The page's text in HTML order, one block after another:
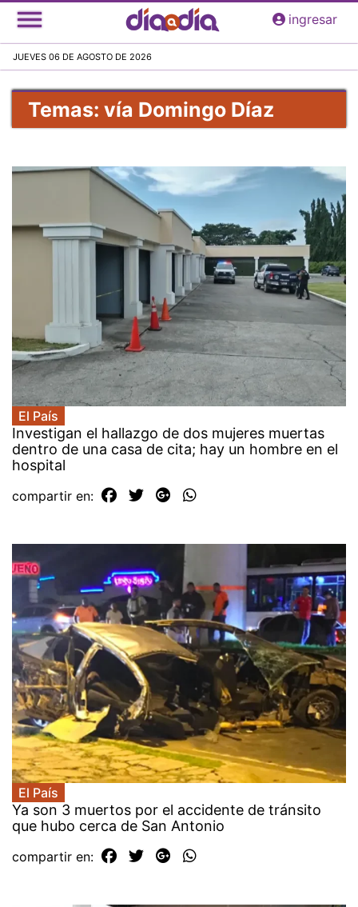
Pasar
al
principal
ingresar
JUEVES 06 DE AGOSTO DE 2026
Temas: vía Domingo Díaz
El País
Investigan el hallazgo de dos mujeres muertas
dentro de una casa de cita; hay un hombre en el
hospital
compartir en:
El País
Ya son 3 muertos por el accidente de tránsito
que hubo cerca de San Antonio
compartir en: